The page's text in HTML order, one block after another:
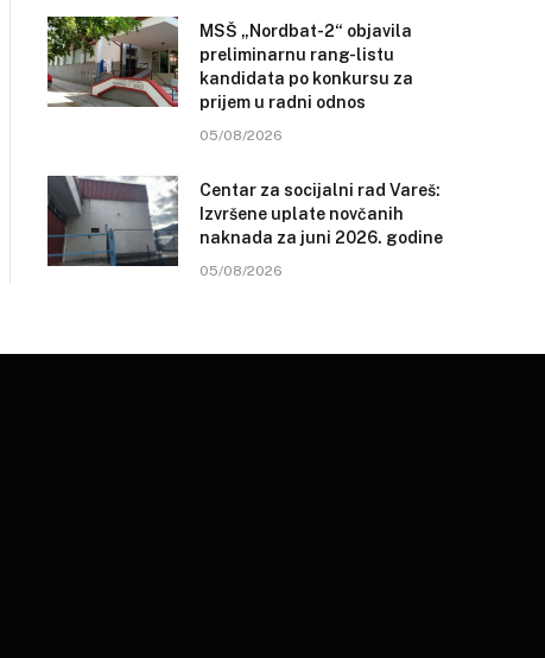
MSŠ „Nordbat-2“ objavila
preliminarnu rang-listu
kandidata po konkursu za
prijem u radni odnos
05/08/2026
Centar za socijalni rad Vareš:
Izvršene uplate novčanih
naknada za juni 2026. godine
05/08/2026